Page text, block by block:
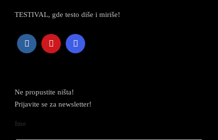
TESTIVAL, gde testo diše i miriše!
Ne propustite ništa!
Prijavite se za newsletter!
Ime